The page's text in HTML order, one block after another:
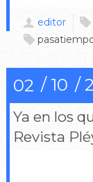
editor
02 10
Ya en los
Revista